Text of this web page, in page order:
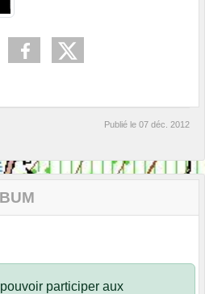
Publié le 07 déc. 2012
participer aux